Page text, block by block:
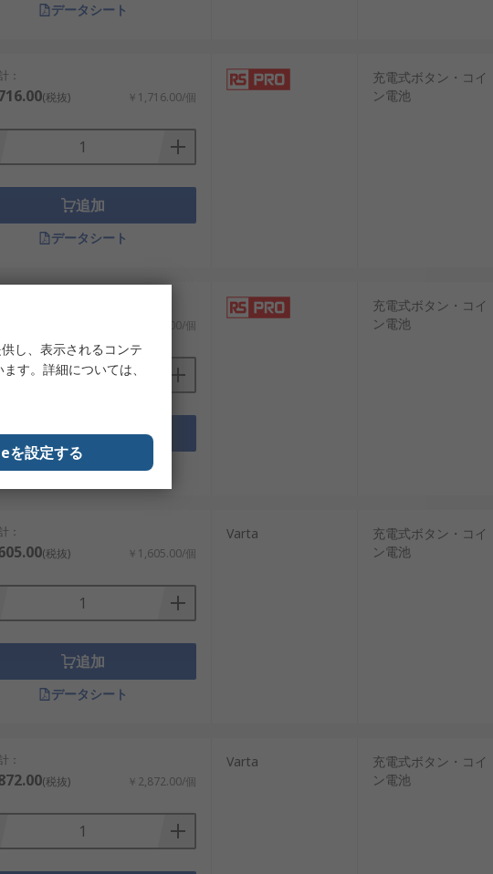
外には品質管理に定評のある企業が複数存在し、
用効率を高めることができます。
子部品のグローバルサプライヤーとして、日本市
を想定した充電ボタン電池・充電コイン電池を安
データシート
：
(税抜) ￥1,716.00/個
追加
データシート
充電式ボタン・コイ
ン電池
￥1,059.00/個
追加
データシート
充電式ボタン・コイ
ン電池
：
(税抜) ￥1,605.00/個
追加
データシート
Varta
充電式ボタン・コイ
ン電池
：
(税抜) ￥2,872.00/個
Varta
充電式ボタン・コイ
ン電池
し、表示されるコンテ
す。詳細については、
を設定する